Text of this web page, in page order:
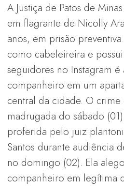
A Justiça de Patos de
em flagrante de Nicolly
anos, em prisão
como cabeleireira e
seguidores no Instagram
companheiro em um
central da cidade. O
madrugada do sábado
proferida pelo juiz
Santos durante audiência
no domingo (02). Ela
companheiro em legítima